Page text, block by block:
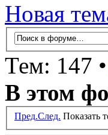
Новая
Тем: 147 •
В этом
Пред.След. Показать